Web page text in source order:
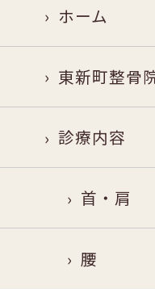
ホーム
東新町整骨
診療内容
首・肩
腰